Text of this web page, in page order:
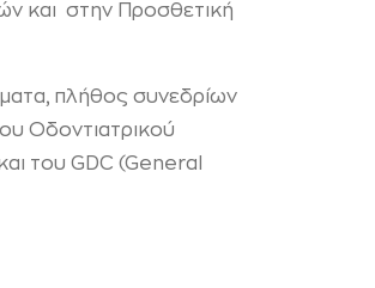
και στην Προσθετική
πλήθος συνεδρίων
Οδοντιατρικού
του GDC (General